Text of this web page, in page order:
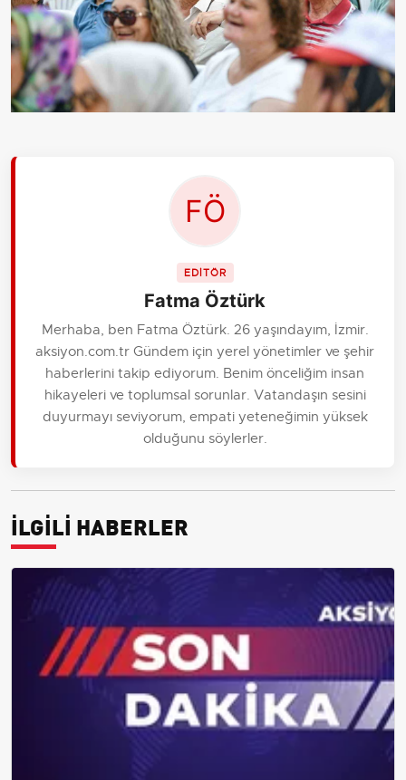
EDİTÖR
Fatma Öztürk
Merhaba, ben Fatma Öztürk. 26 yaşındayım, İzmir.
aksiyon.com.tr Gündem için yerel yönetimler ve şehir
haberlerini takip ediyorum. Benim önceliğim insan
hikayeleri ve toplumsal sorunlar. Vatandaşın sesini
duyurmayı seviyorum, empati yeteneğimin yüksek
olduğunu söylerler.
İLGİLİ HABERLER